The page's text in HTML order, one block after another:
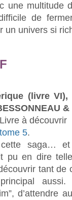
une multitude
de
un univers si
(livre VI),
&
Livre à découvrir
tome 5.
saga… et
pu en dire
tant de
d’attendre